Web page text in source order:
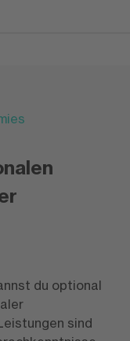
du optional
sind